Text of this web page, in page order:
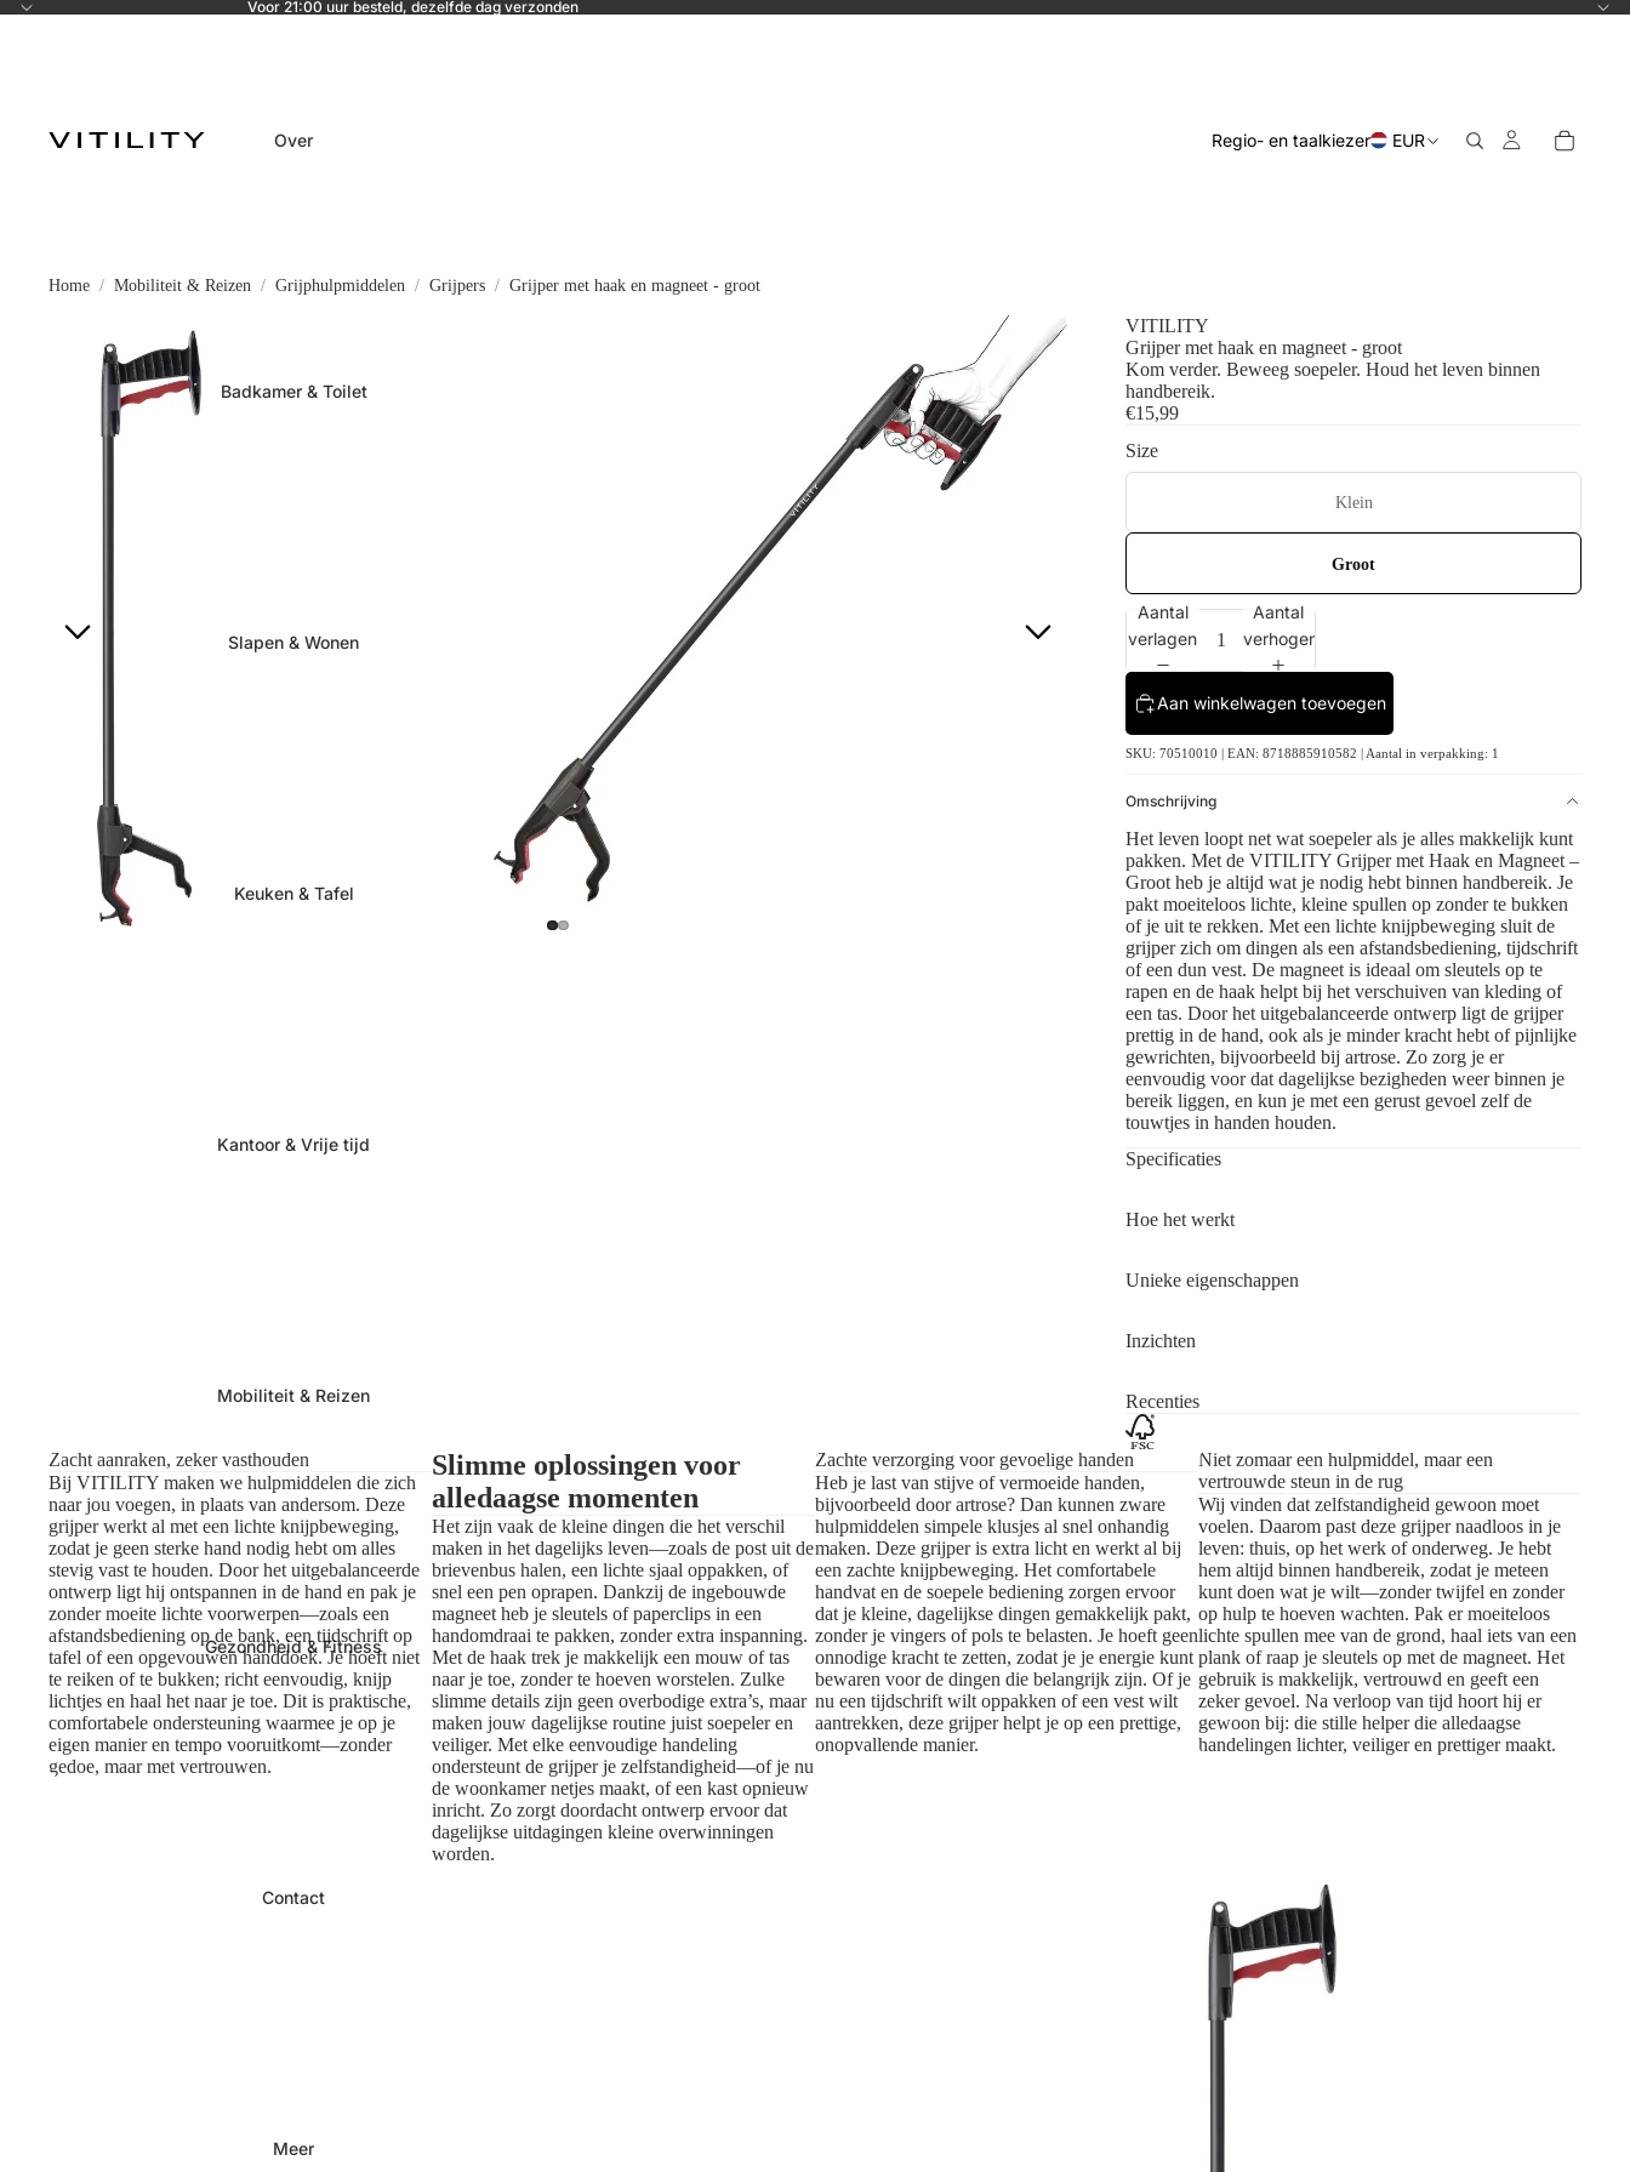
Voor 21:00 uur besteld, dezelfde dag verzonden
Over
Badkamer & Toilet
Slapen & Wonen
Keuken & Tafel
Kantoor & Vrije tijd
Mobiliteit & Reizen
Gezondheid & Fitness
Contact
Meer
Regio- en taalkiezer EUR
Home Mobiliteit & Reizen Grijphulpmiddelen Grijpers Grijper met haak en magneet - groot
VITILITY
Grijper met haak en magneet - groot
Kom verder. Beweeg soepeler. Houd het leven binnen
handbereik.
€15,99
Size
Klein
Groot
Aantal
verlagen
Aantal
verhogen
Aan winkelwagen toevoegen
SKU: 70510010 | EAN: 8718885910582 | Aantal in verpakking: 1
Omschrijving
Het leven loopt net wat soepeler als je alles makkelijk kunt
pakken. Met de VITILITY Grijper met Haak en Magneet –
Groot heb je altijd wat je nodig hebt binnen handbereik. Je
pakt moeiteloos lichte, kleine spullen op zonder te bukken
of je uit te rekken. Met een lichte knijpbeweging sluit de
grijper zich om dingen als een afstandsbediening, tijdschrift
of een dun vest. De magneet is ideaal om sleutels op te
rapen en de haak helpt bij het verschuiven van kleding of
een tas. Door het uitgebalanceerde ontwerp ligt de grijper
prettig in de hand, ook als je minder kracht hebt of pijnlijke
gewrichten, bijvoorbeeld bij artrose. Zo zorg je er
eenvoudig voor dat dagelijkse bezigheden weer binnen je
bereik liggen, en kun je met een gerust gevoel zelf de
touwtjes in handen houden.
Specificaties
Hoe het werkt
Unieke eigenschappen
Inzichten
Recenties
Zacht aanraken, zeker vasthouden
Bij VITILITY maken we hulpmiddelen die zich
naar jou voegen, in plaats van andersom. Deze
grijper werkt al met een lichte knijpbeweging,
zodat je geen sterke hand nodig hebt om alles
stevig vast te houden. Door het uitgebalanceerde
ontwerp ligt hij ontspannen in de hand en pak je
zonder moeite lichte voorwerpen—zoals een
afstandsbediening op de bank, een tijdschrift op
tafel of een opgevouwen handdoek. Je hoeft niet
te reiken of te bukken; richt eenvoudig, knijp
lichtjes en haal het naar je toe. Dit is praktische,
comfortabele ondersteuning waarmee je op je
eigen manier en tempo vooruitkomt—zonder
gedoe, maar met vertrouwen.
Slimme oplossingen voor
alledaagse momenten
Het zijn vaak de kleine dingen die het verschil
maken in het dagelijks leven—zoals de post uit de
brievenbus halen, een lichte sjaal oppakken, of
snel een pen oprapen. Dankzij de ingebouwde
magneet heb je sleutels of paperclips in een
handomdraai te pakken, zonder extra inspanning.
Met de haak trek je makkelijk een mouw of tas
naar je toe, zonder te hoeven worstelen. Zulke
slimme details zijn geen overbodige extra’s, maar
maken jouw dagelijkse routine juist soepeler en
veiliger. Met elke eenvoudige handeling
ondersteunt de grijper je zelfstandigheid—of je nu
de woonkamer netjes maakt, of een kast opnieuw
inricht. Zo zorgt doordacht ontwerp ervoor dat
dagelijkse uitdagingen kleine overwinningen
worden.
Zachte verzorging voor gevoelige handen
Heb je last van stijve of vermoeide handen,
bijvoorbeeld door artrose? Dan kunnen zware
hulpmiddelen simpele klusjes al snel onhandig
maken. Deze grijper is extra licht en werkt al bij
een zachte knijpbeweging. Het comfortabele
handvat en de soepele bediening zorgen ervoor
dat je kleine, dagelijkse dingen gemakkelijk pakt,
zonder je vingers of pols te belasten. Je hoeft geen
onnodige kracht te zetten, zodat je je energie kunt
bewaren voor de dingen die belangrijk zijn. Of je
nu een tijdschrift wilt oppakken of een vest wilt
aantrekken, deze grijper helpt je op een prettige,
onopvallende manier.
Niet zomaar een hulpmiddel, maar een
vertrouwde steun in de rug
Wij vinden dat zelfstandigheid gewoon moet
voelen. Daarom past deze grijper naadloos in je
leven: thuis, op het werk of onderweg. Je hebt
hem altijd binnen handbereik, zodat je meteen
kunt doen wat je wilt—zonder twijfel en zonder
op hulp te hoeven wachten. Pak er moeiteloos
lichte spullen mee van de grond, haal iets van een
plank of raap je sleutels op met de magneet. Het
gebruik is makkelijk, vertrouwd en geeft een
zeker gevoel. Na verloop van tijd hoort hij er
gewoon bij: die stille helper die alledaagse
handelingen lichter, veiliger en prettiger maakt.